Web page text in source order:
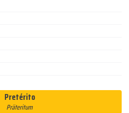
Pretérito
Präteritum